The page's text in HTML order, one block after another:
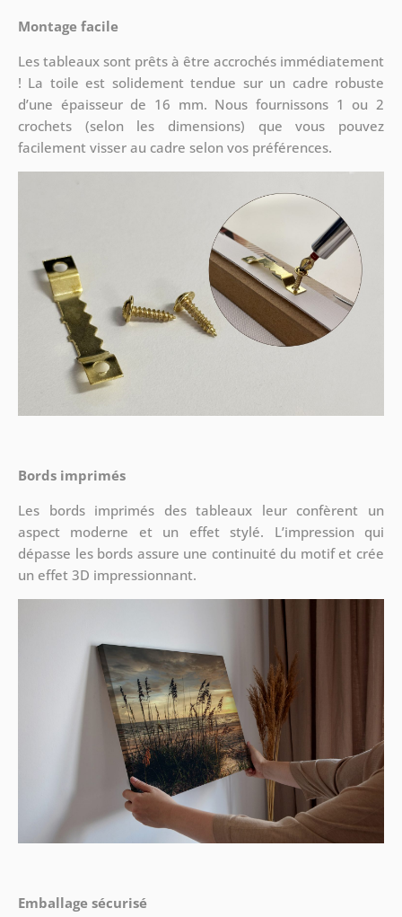
Montage facile
Les tableaux sont prêts à être accrochés immédiatement
! La toile est solidement tendue sur un cadre robuste
d’une épaisseur de 16 mm. Nous fournissons 1 ou 2
crochets (selon les dimensions) que vous pouvez
facilement visser au cadre selon vos préférences.
Bords imprimés
Les bords imprimés des tableaux leur confèrent un
aspect moderne et un effet stylé. L’impression qui
dépasse les bords assure une continuité du motif et crée
un effet 3D impressionnant.
Emballage sécurisé